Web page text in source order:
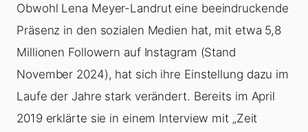
Obwohl Lena Meyer-Landrut eine beeindruckende
Präsenz in den sozialen Medien hat, mit etwa 5,8
Millionen Followern auf Instagram (Stand
November 2024), hat sich ihre Einstellung dazu im
Laufe der Jahre stark verändert. Bereits im April
2019 erklärte sie in einem Interview mit „Zeit